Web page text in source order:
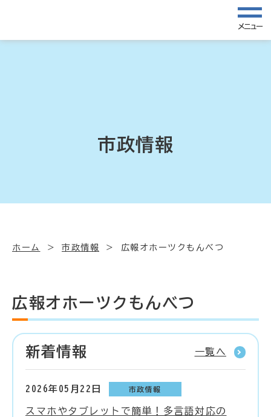
メニュー
市政情報
ホーム 市政情報 広報オホーツクもんべつ
広報オホーツクもんべつ
新着情報 一覧へ
2026年05月22日 市政情報
スマホやタブレットで簡単！多言語対応の